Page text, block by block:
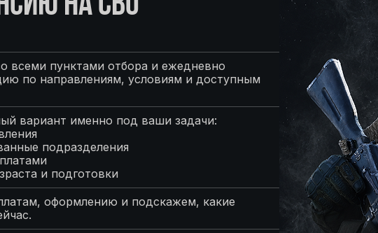
всеми пунктами отбора и ежедневно
по направлениям, условиям и доступным
вариант именно под ваши задачи:
подразделения
и подготовки
оформлению и подскажем, какие